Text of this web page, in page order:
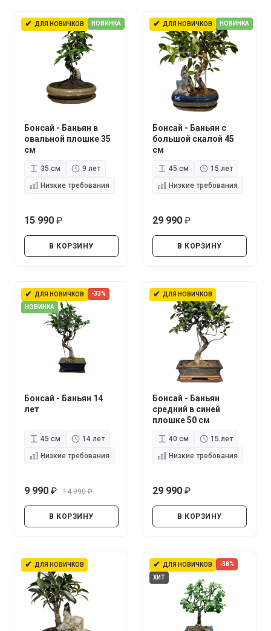
✔ ДЛЯ НОВИЧКОВ НОВИНКА
Бонсай - Баньян в
овальной плошке 35
см
35 см
9 лет
Низкие требования
15 990
В КОРЗИНУ
✔ ДЛЯ НОВИЧКОВ НОВИНКА
Бонсай - Баньян с
большой скалой 45
см
45 см
15 лет
Низкие требования
29 990
В КОРЗИНУ
✔ ДЛЯ НОВИЧКОВ
-33%
НОВИНКА
Бонсай - Баньян 14
лет
45 см
14 лет
Низкие требования
9 990
14 990
В КОРЗИНУ
✔ ДЛЯ НОВИЧКОВ
Бонсай - Баньян
средний в синей
плошке 50 см
40 см
15 лет
Низкие требования
29 990
В КОРЗИНУ
✔ ДЛЯ НОВИЧКОВ ✔ ДЛЯ НОВИЧКОВ
-38%
ХИТ